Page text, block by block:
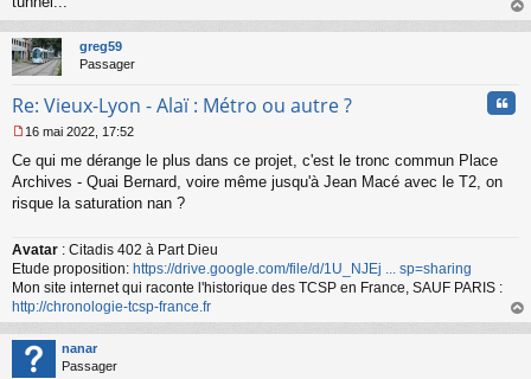
g
e
n
n
u
au
greg59
Passager
Re: Vieux-Lyon - Alaï : Métro ou autre ?
e
s
s
e
n
o
n
l
u
16 mai 2022, 17:52
Ce qui me dérange le plus dans ce projet, c'est le tronc commun Place
Archives - Quai Bernard, voire même jusqu'à Jean Macé avec le T2, on
risque la saturation nan ?
Avatar : Citadis 402 à Part Dieu
Etude proposition: https://drive.google.com/file/d/1U_NJEj ... sp=sharing
Mon site internet qui raconte l'historique des TCSP en France, SAUF PARIS :
http://chronologie-tcsp-france.fr
au
nanar
Passager